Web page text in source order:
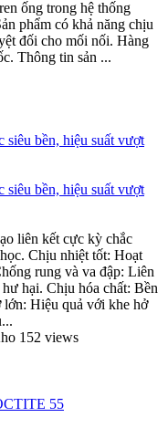
ống trong hệ thống
phẩm có khả năng chịu
đối cho mối nối. Hàng
Thông tin sản ...
bền, hiệu suất vượt
bền, hiệu suất vượt
liên kết cực kỳ chắc
Chịu nhiệt tốt: Hoạt
rung và va đập: Liên
hại. Chịu hóa chất: Bền
Hiệu quả với khe hở
152 views
55